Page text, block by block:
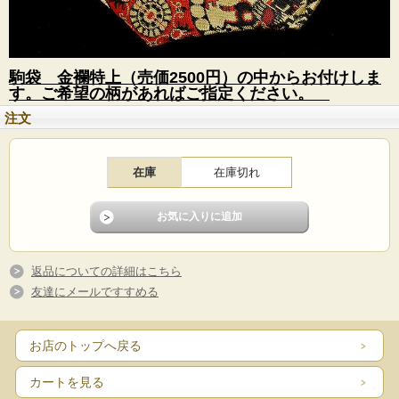
駒袋 金襴特上（売価2500円）の中からお付けしま
す。ご希望の柄があればご指定ください。
注文
在庫 在庫切れ
返品についての詳細はこちら
友達にメールですすめる
お店のトップへ戻る
カートを見る